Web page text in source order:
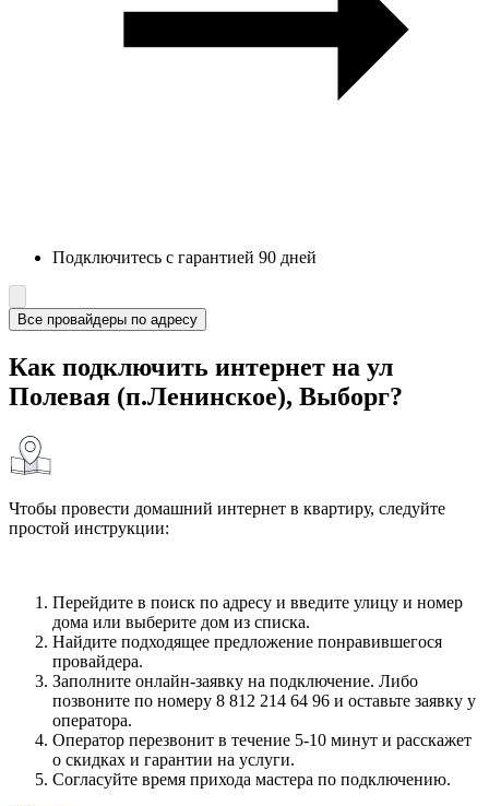
Подключитесь с гарантией 90 дней
Все провайдеры по адресу
Как подключить интернет на ул
Полевая (п.Ленинское), Выборг?
Чтобы провести домашний интернет в квартиру, следуйте
простой инструкции:
Перейдите в поиск по адресу и введите улицу и номер
дома или выберите дом из списка.
Найдите подходящее предложение понравившегося
провайдера.
Заполните онлайн-заявку на подключение. Либо
позвоните по номеру 8 812 214 64 96 и оставьте заявку у
оператора.
Оператор перезвонит в течение 5-10 минут и расскажет
о скидках и гарантии на услуги.
Согласуйте время прихода мастера по подключению.